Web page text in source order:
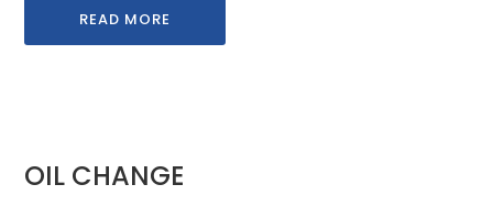
READ MORE
OIL CHANGE